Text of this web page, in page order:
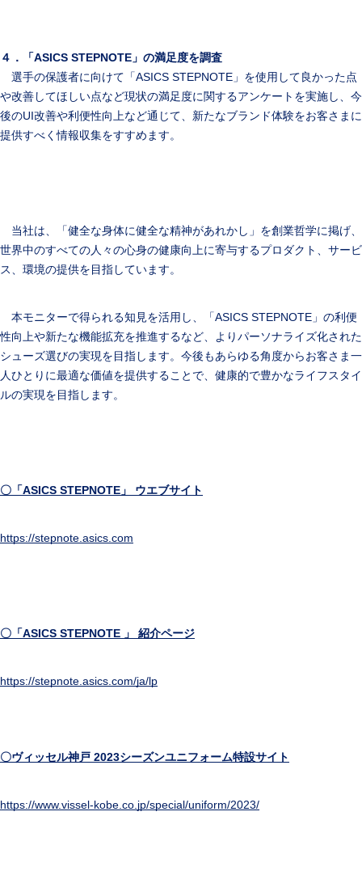
４．「ASICS STEPNOTE」の満足度を調査
選手の保護者に向けて「ASICS STEPNOTE」を使用して良かった点
や改善してほしい点など現状の満足度に関するアンケートを実施し、今
後のUI改善や利便性向上など通じて、新たなブランド体験をお客さまに
提供すべく情報収集をすすめます。
当社は、「健全な身体に健全な精神があれかし」を創業哲学に掲げ、
世界中のすべての人々の心身の健康向上に寄与するプロダクト、サービ
ス、環境の提供を目指しています。
本モニターで得られる知見を活用し、「ASICS STEPNOTE」の利便
性向上や新たな機能拡充を推進するなど、よりパーソナライズ化された
シューズ選びの実現を目指します。今後もあらゆる角度からお客さま一
人ひとりに最適な価値を提供することで、健康的で豊かなライフスタイ
ルの実現を目指します。
〇 「ASICS STEPNOTE」 ウエブサイト
https://stepnote.asics.com
〇「ASICS STEPNOTE 」 紹介ページ
https://stepnote.asics.com/ja/lp
〇ヴィッセル神戸 2023シーズンユニフォーム特設サイト
https://www.vissel-kobe.co.jp/special/uniform/2023/